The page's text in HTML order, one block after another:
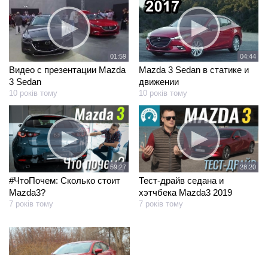
01:59
Видео с презентации Mazda
3 Sedan
10 років тому
04:44
Mazda 3 Sedan в статике и
движении
10 років тому
59:27
#ЧтоПочем: Сколько стоит
Mazda3?
7 років тому
28:20
Тест-драйв седана и
хэтчбека Mazda3 2019
7 років тому